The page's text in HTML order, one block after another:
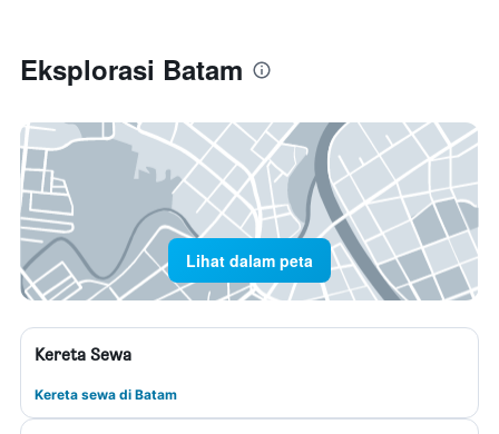
Eksplorasi Batam
Lihat dalam peta
Kereta Sewa
Kereta sewa di Batam